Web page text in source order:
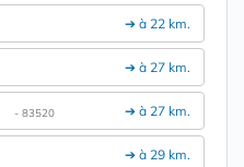
➔ à 22 km.
➔ à 27 km.
➔ à 27 km.
- 83520
➔ à 29 km.